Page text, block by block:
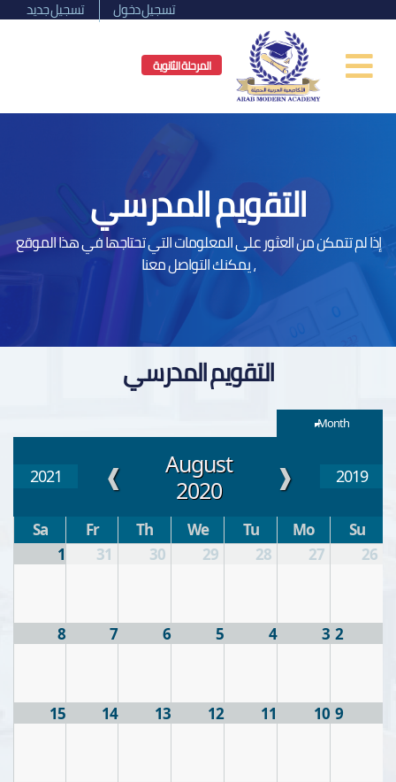
تسجيل دخول تسجيل جديد
المرحلة الثانوية
التقويم المدرسي
إذا لم تتمكن من العثور على المعلومات التي تحتاجها في هذا الموقع
، يمكنك التواصل معنا
التقويم المدرسي
Month
2019
❰
August
2020
❱
2021
Su
Mo
Tu
We
Th
Fr
Sa
26
27
28
29
30
31
1
2
3
4
5
6
7
8
9
10
11
12
13
14
15